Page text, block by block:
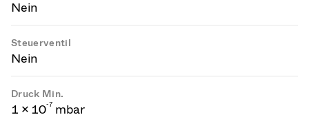
Nein
Steuerventil
Nein
Druck Min.
1 × 10-7 mbar